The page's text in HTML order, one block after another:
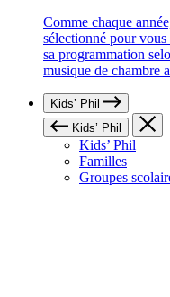
Comme chaque
sélectionné pour
sa programmation
musique de chambre
Kids’ Phil
Kids’ Phil
Kids’ Phil
Familles
Groupes